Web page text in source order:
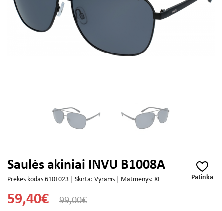
Patinka
Saulės akiniai INVU B1008A
Prekės kodas 6101023 | Skirta: Vyrams | Matmenys: XL
59,40€ 99,00€